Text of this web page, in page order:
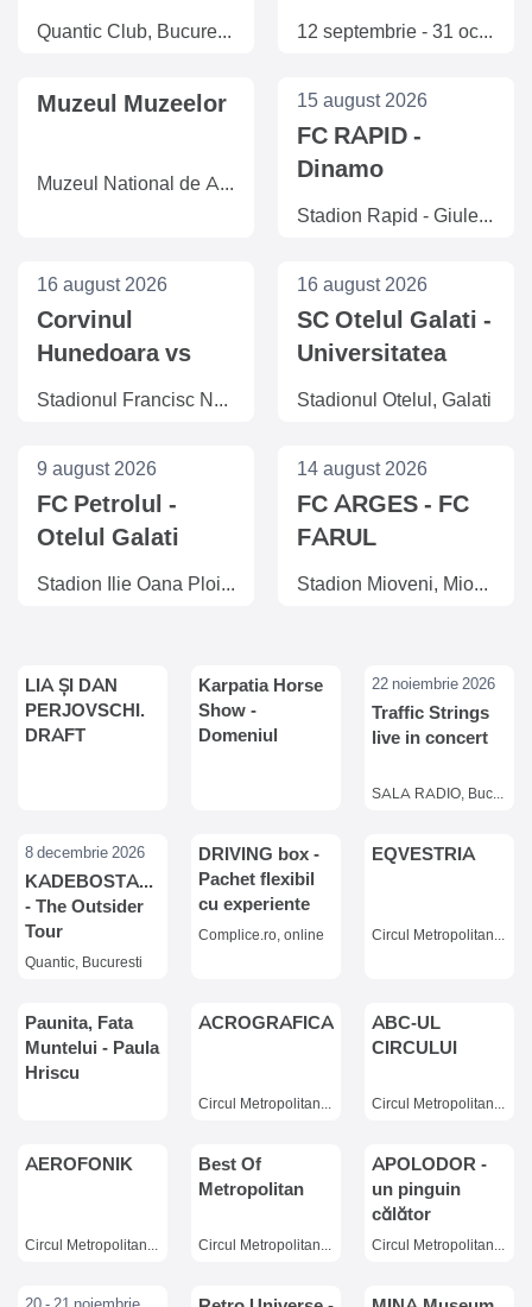
Quantic Club, Bucuresti 12 septembrie - 31 octombrie 2026, Sala Luceafărul, București
Muzeul Muzeelor
Muzeul National de Arta al Romaniei, Bucuresti
15 august 2026
FC RAPID -
Dinamo
Stadion Rapid - Giulesti, Bucuresti
16 august 2026
Corvinul
Hunedoara vs
CFR Cluj
Stadionul Francisc Neuman, Arad
16 august 2026
SC Otelul Galati -
Universitatea
Craiova
Stadionul Otelul, Galati
9 august 2026
FC Petrolul -
Otelul Galati
Stadion Ilie Oana Ploiesti, Ploiesti
14 august 2026
FC ARGES - FC
FARUL
Stadion Mioveni, Mioveni
LIA ȘI DAN
PERJOVSCHI.
DRAFT
Karpatia Horse
Show -
Domeniul
22 noiembrie 2026
Traffic Strings
live in concert
SALA RADIO, Bucuresti
8 decembrie 2026
KADEBOSTANY
- The Outsider
Tour
Quantic, Bucuresti
DRIVING box -
Pachet flexibil
cu experiente
DE DRIVING la
Complice.ro, online
EQVESTRIA
Circul Metropolitan, Bucuresti
Paunita, Fata
Muntelui - Paula
Hriscu
ACROGRAFICA
Circul Metropolitan , Bucuresti
ABC-UL
CIRCULUI
Circul Metropolitan, Bucuresti
AEROFONIK
Circul Metropolitan, Bucuresti
Best Of
Metropolitan
Circul Metropolitan , Bucuresti
APOLODOR -
un pinguin
călător
Circul Metropolitan, Bucuresti